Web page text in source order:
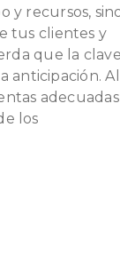
y recursos,
tus clientes y
que la
anticipación. Al
los